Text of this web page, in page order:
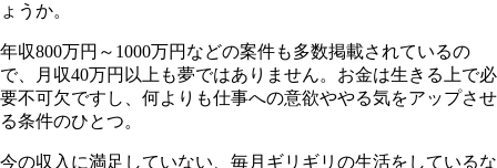
ょうか。
年収800万円～1000万円などの案件も多数掲載されているの
で、月収40万円以上も夢ではありません。お金は生きる上で必
要不可欠ですし、何よりも仕事への意欲ややる気をアップさせ
る条件のひとつ。
今の収入に満足していない、毎月ギリギリの生活をしているな